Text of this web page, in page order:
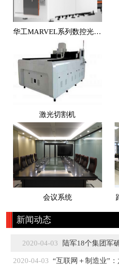
华工MARVEL系列数控光纤激光切割机
激光切割机
会议系统
新闻动态
2020-04-03 陆军18个集团军确
2020-04-03 “互联网＋制造业”